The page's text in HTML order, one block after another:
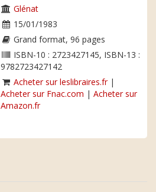
Glénat
15/01/1983
Grand format, 96 pages
ISBN-10 : 2723427145, ISBN-13 :
9782723427142
Acheter sur leslibraires.fr|
Acheter sur Fnac.com | Acheter sur
Amazon.fr